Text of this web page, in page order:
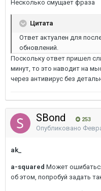
Несколько смущает фраза
Цитата
Ответ актуален для
обновлений.
Поскольку ответ пришел
минут, то это наводит на
через антивирус без
SBond 253
Опубликовано
ak_
a-squared Может
об этом, попробуй задать